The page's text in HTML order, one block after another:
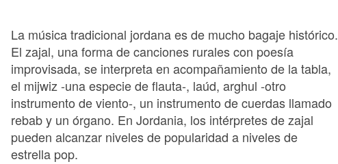
La música tradicional jordana es de mucho bagaje histórico.
El zajal, una forma de canciones rurales con poesía
improvisada, se interpreta en acompañamiento de la tabla,
el mijwiz -una especie de flauta-, laúd, arghul -otro
instrumento de viento-, un instrumento de cuerdas llamado
rebab y un órgano. En Jordania, los intérpretes de zajal
pueden alcanzar niveles de popularidad a niveles de
estrella pop.